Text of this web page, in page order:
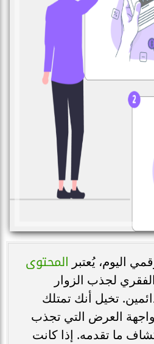
اليوم، يُعتبر المحتوى
لجذب الزوار
تخيل أنك تمتلك
العرض التي تجذب
ما تقدمه. إذا كانت